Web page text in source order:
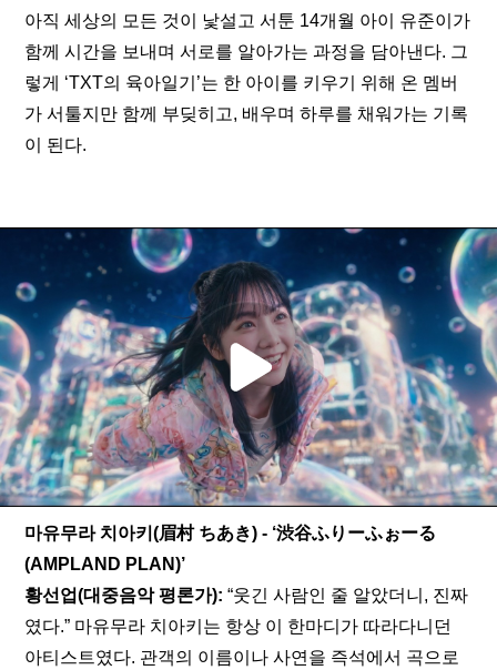
아직 세상의 모든 것이 낯설고 서툰 14개월 아이 유준이가
함께 시간을 보내며 서로를 알아가는 과정을 담아낸다. 그
렇게 ‘TXT의 육아일기’는 한 아이를 키우기 위해 온 멤버
가 서툴지만 함께 부딪히고, 배우며 하루를 채워가는 기록
이 된다.
마유무라 치아키(眉村 ちあき) - ‘渋谷ふりーふぉーる
(AMPLAND PLAN)’
황선업(대중음악 평론가): “웃긴 사람인 줄 알았더니, 진짜
였다.” 마유무라 치아키는 항상 이 한마디가 따라다니던
아티스트였다. 관객의 이름이나 사연을 즉석에서 곡으로